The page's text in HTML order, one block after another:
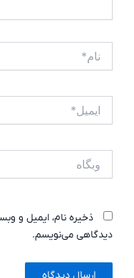
ذخیره نام، ایمیل و
دیدگاهی می‌نویسم.